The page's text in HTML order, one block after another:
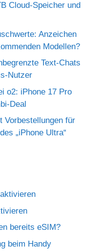
Cloud-Speicher und
Anzeichen
Modellen?
Text-Chats
Nutzer
o2: iPhone 17 Pro
Deal
Vorbestellungen für
„iPhone Ultra“
bereits eSIM?
beim Handy